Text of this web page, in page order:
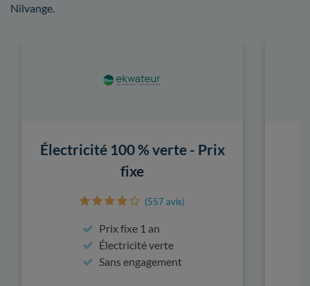
Nilvange.
Électricité 100 % verte - Prix
fixe
(557 avis)
Prix fixe 1 an
Électricité verte
Sans engagement